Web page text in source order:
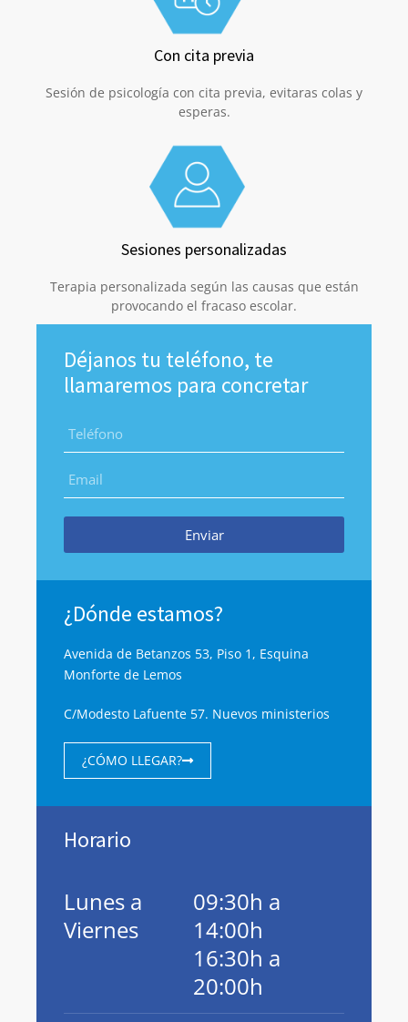
Con cita previa
Sesión de psicología con cita previa, evitaras colas y
esperas.
Sesiones personalizadas
Terapia personalizada según las causas que están
provocando el fracaso escolar.
Déjanos tu teléfono, te
llamaremos para concretar
Enviar
¿Dónde estamos?
Avenida de Betanzos 53, Piso 1, Esquina
Monforte de Lemos
C/Modesto Lafuente 57. Nuevos ministerios
¿CÓMO LLEGAR?
Horario
Lunes a
Viernes
09:30h a
14:00h
16:30h a
20:00h